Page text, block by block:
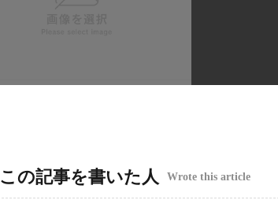
この記事を書いた人 Wrote this article